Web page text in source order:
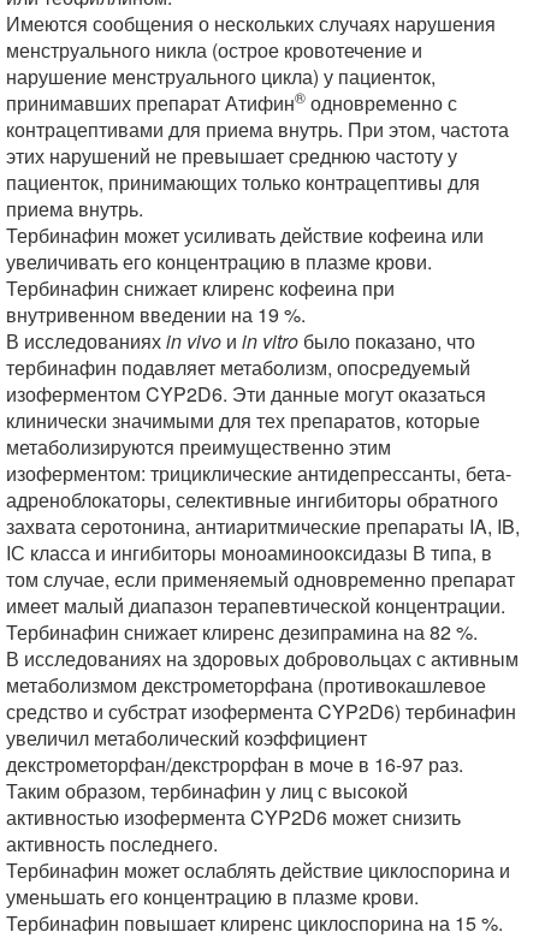
Имеются сообщения о нескольких случаях нарушения
менструального никла (острое кровотечение и
нарушение менструального цикла) у пациенток,
принимавших препарат Атифин® одновременно с
контрацептивами для приема внутрь. При этом, частота
этих нарушений не превышает среднюю частоту у
пациенток, принимающих только контрацептивы для
приема внутрь.
Тербинафин может усиливать действие кофеина или
увеличивать его концентрацию в плазме крови.
Тербинафин снижает клиренс кофеина при
внутривенном введении на 19 %.
В исследованияхin vivo и in vitro было показано, что
тербинафин подавляет метаболизм, опосредуемый
изоферментом CYP2D6. Эти данные могут оказаться
клинически значимыми для тех препаратов, которые
метаболизируются преимущественно этим
изоферментом: трициклические антидепрессанты, бета-
адреноблокаторы, селективные ингибиторы обратного
захвата серотонина, антиаритмические препараты IA, IB,
IС класса и ингибиторы моноаминооксидазы В типа, в
том случае, если применяемый одновременно препарат
имеет малый диапазон терапевтической концентрации.
Тербинафин снижает клиренс дезипрамина на 82 %.
В исследованиях на здоровых добровольцах с активным
метаболизмом декстрометорфана (противокашлевое
средство и субстрат изофермента CYP2D6) тербинафин
увеличил метаболический коэффициент
декстрометорфан/декстрорфан в моче в 16-97 раз.
Таким образом, тербинафин у лиц с высокой
активностью изофермента CYP2D6 может снизить
активность последнего.
Тербинафин может ослаблять действие циклоспорина и
уменьшать его концентрацию в плазме крови.
Тербинафин повышает клиренс циклоспорина на 15 %.